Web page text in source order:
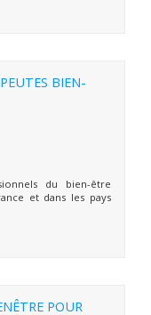
BIEN-
du bien-être
et dans les pays
POUR